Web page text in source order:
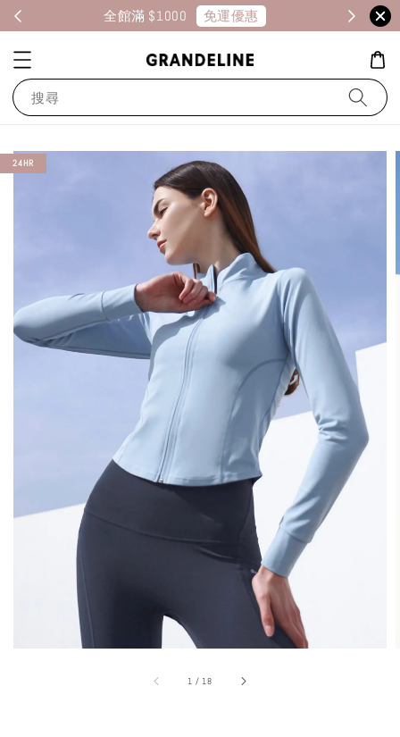
消費享 1% 點數回饋
搜尋
1 / 18
24HR